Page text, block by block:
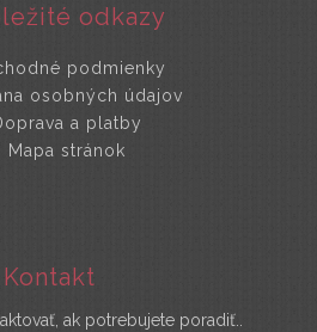
odkazy
podmienky
osobných údajov
a platby
Mapa stránok
Kontakt
ak potrebujete poradiť..